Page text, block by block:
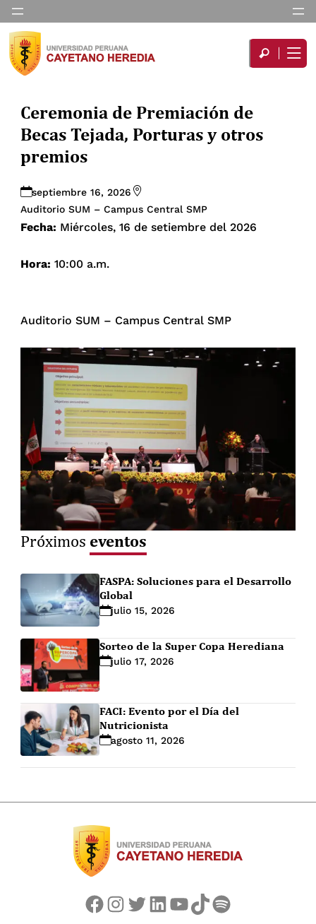
Ceremonia de Premiación de
Becas Tejada, Porturas y otros
premios
septiembre 16, 2026
Auditorio SUM – Campus Central SMP
Fecha: Miércoles, 16 de setiembre del 2026
Hora: 10:00 a.m.
Auditorio SUM – Campus Central SMP
Próximos eventos
FASPA: Soluciones para el Desarrollo
Global
julio 15, 2026
Sorteo de la Super Copa Herediana
julio 17, 2026
FACI: Evento por el Día del
Nutricionista
agosto 11, 2026
Facebook Instagram Twitter LinkedIn YouTube TikTok Spotify